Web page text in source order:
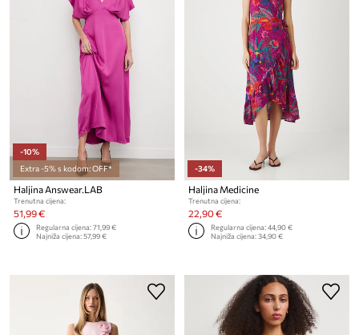
-10%
Extra -5% s kodom: OFF*
Haljina Answear.LAB
Trenutna cijena:
51,99 €
Regularna cijena:71,99 €
Najniža cijena:57,99 €
-34%
Haljina Medicine
Trenutna cijena:
22,90 €
Regularna cijena:44,90 €
Najniža cijena:34,90 €